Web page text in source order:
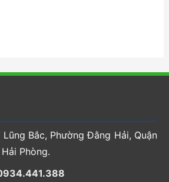
Bắc, Phường Đằng Hải, Quận
Phòng.